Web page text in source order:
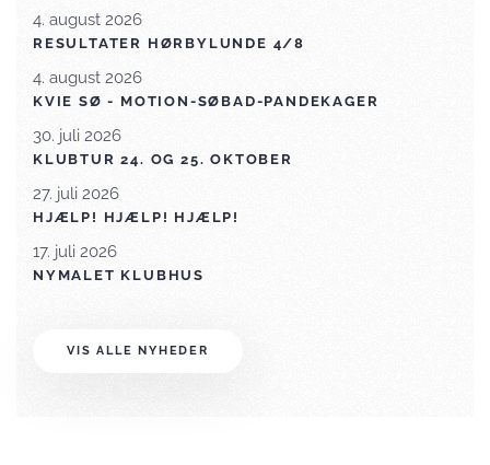
4. august 2026
RESULTATER HØRBYLUNDE 4/8
4. august 2026
KVIE SØ - MOTION-SØBAD-PANDEKAGER
30. juli 2026
KLUBTUR 24. OG 25. OKTOBER
27. juli 2026
HJÆLP! HJÆLP! HJÆLP!
17. juli 2026
NYMALET KLUBHUS
VIS ALLE NYHEDER